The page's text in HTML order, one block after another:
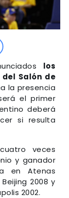
los
Salón de
la presencia
el primer
deberá
si resulta
veces
y ganador
en Atenas
2008 y
2002.